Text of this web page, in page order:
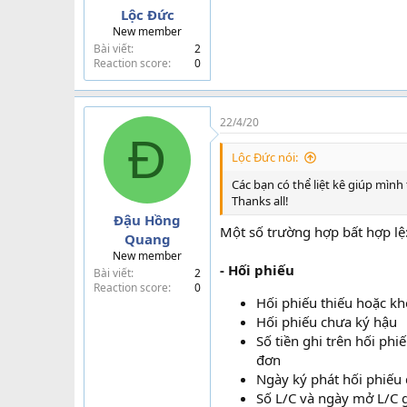
(3) Người xuất khẩu điện cho
Nếu thư bồi thường của
dịch bằng thư bồi
xin được phép thanh toán.
Trong bức điện, ngân
sai biệt chứng từ. Ngân
nhận được điện trả lời.
(4) Người xuất khẩu chuyển
dịch gửi bộ chứng từ với
Với cách này, người xuất
động như một ngân
khẩu thông qua ngân
yêu cầu ngân hàng thu
nhanh hơn.
Lộc Đức
New member
Bài viết
2
Reaction score
0
Đ
Đậu Hồng
Quang
New member
Bài viết
2
Reaction score
0
22/4/20
Lộc Đức nói:
Các bạn có thể liệt kê giúp
Thanks all!
Một số trường hợp bất hợp lệ:
- Hối phiếu
Hối phiếu thiếu hoặc
Hối phiếu chưa ký hậu
Số tiền ghi trên hối
đơn
Ngày ký phát hối phiếu
Số L/C và ngày mở L/